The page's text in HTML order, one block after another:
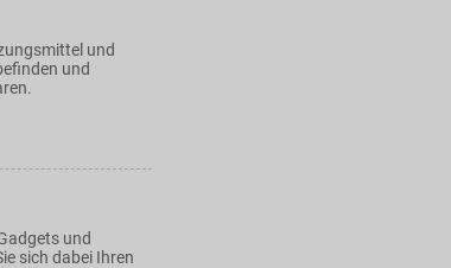
und
und
und
sich dabei Ihren